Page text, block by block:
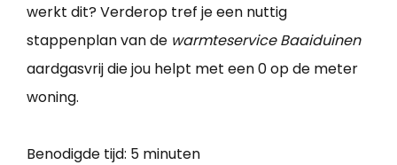
werkt dit? Verderop tref je een nuttig
stappenplan van de warmteservice Baaiduinen
aardgasvrij die jou helpt met een 0 op de meter
woning.
Benodigde tijd: 5 minuten